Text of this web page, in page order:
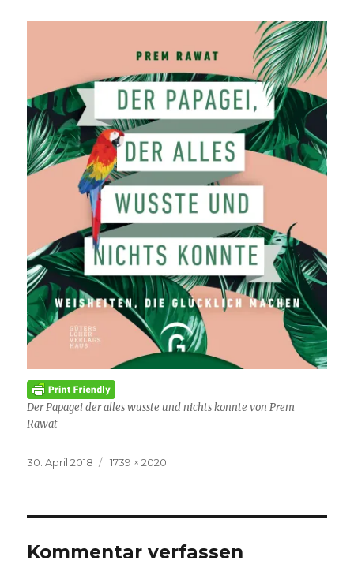
Der Papagei der alles wusste und nichts konnte von Prem
Rawat
Veröffentlicht
30. April 2018
Volle
1739 × 2020
Kommentar verfassen